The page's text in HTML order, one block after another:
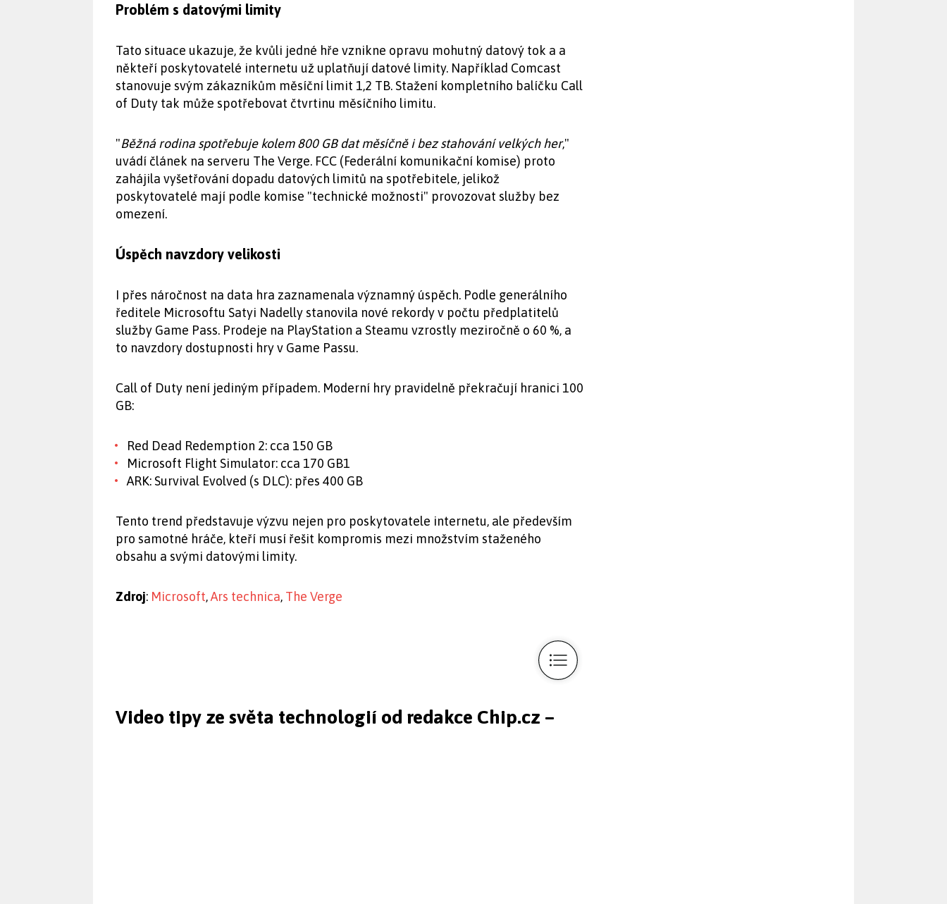
Problém s datovými limity
Tato situace ukazuje, že kvůli jedné hře vznikne opravu mohutný datový tok a a
někteří poskytovatelé internetu už uplatňují datové limity. Například Comcast
stanovuje svým zákazníkům měsíční limit 1,2 TB. Stažení kompletního balíčku Call
of Duty tak může spotřebovat čtvrtinu měsíčního limitu.
"Běžná rodina spotřebuje kolem 800 GB dat měsíčně i bez stahování velkých her,"
uvádí článek na serveru The Verge. FCC (Federální komunikační komise) proto
zahájila vyšetřování dopadu datových limitů na spotřebitele, jelikož
poskytovatelé mají podle komise "technické možnosti" provozovat služby bez
omezení.
Úspěch navzdory velikosti
I přes náročnost na data hra zaznamenala významný úspěch. Podle generálního
ředitele Microsoftu Satyi Nadelly stanovila nové rekordy v počtu předplatitelů
služby Game Pass. Prodeje na PlayStation a Steamu vzrostly meziročně o 60 %, a
to navzdory dostupnosti hry v Game Passu.
Call of Duty není jediným případem. Moderní hry pravidelně překračují hranici 100
GB:
Red Dead Redemption 2: cca 150 GB
Microsoft Flight Simulator: cca 170 GB1
ARK: Survival Evolved (s DLC): přes 400 GB
Tento trend představuje výzvu nejen pro poskytovatele internetu, ale především
pro samotné hráče, kteří musí řešit kompromis mezi množstvím staženého
obsahu a svými datovými limity.
Zdroj: Microsoft,Ars technica, The Verge
Video tipy ze světa technologií od redakce Chip.cz –